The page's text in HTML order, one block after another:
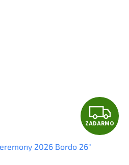
Z
A
ZADARMO
2026 Bordo 26"